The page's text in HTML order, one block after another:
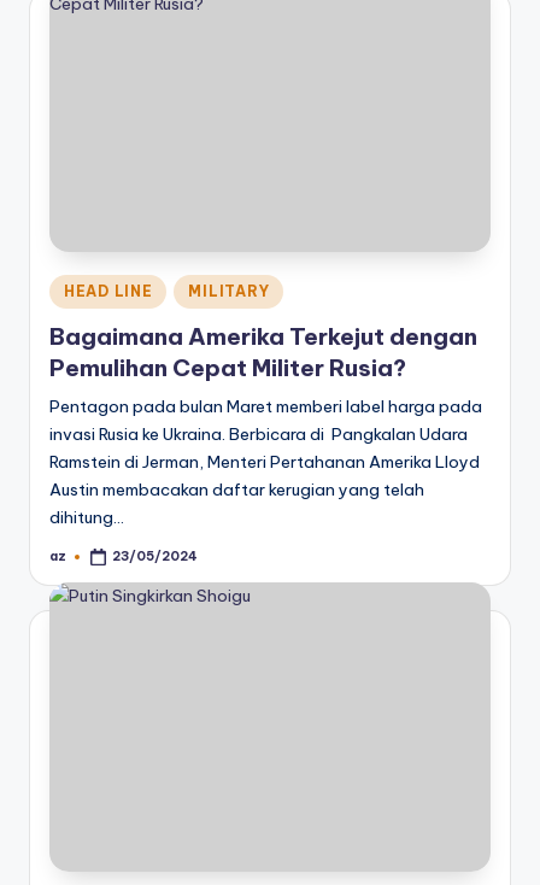
Posted
in
HEAD LINE MILITARY
Bagaimana Amerika Terkejut dengan
Pemulihan Cepat Militer Rusia?
Pentagon pada bulan Maret memberi label harga pada
invasi Rusia ke Ukraina. Berbicara di Pangkalan Udara
Ramstein di Jerman, Menteri Pertahanan Amerika Lloyd
Austin membacakan daftar kerugian yang telah
dihitung…
Posted
az 23/05/2024